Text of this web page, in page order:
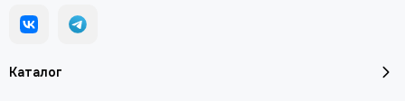
Каталог